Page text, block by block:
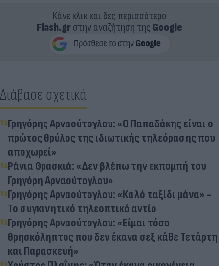
Κάνε κλικ και δες περισσότερο
Flash.grστην αναζήτηση της Google
Διάβασε σχετικά
Γρηγόρης Αρναούτογλου: «Ο Παπαδάκης είναι ο
πρώτος θρύλος της ιδιωτικής τηλεόρασης που
αποχωρεί»
Ράνια Θρασκιά: «Δεν βλέπω την εκπομπή του
Γρηγόρη Αρναούτογλου»
Γρηγόρης Αρναούτογλου: «Καλό ταξίδι μάνα» -
Το συγκινητικό τηλεοπτικό αντίο
Γρηγόρης Αρναούτογλου: «Είμαι τόσο
θρησκόληπτος που δεν έκανα σεξ κάθε Τετάρτη
και Παρασκευή»